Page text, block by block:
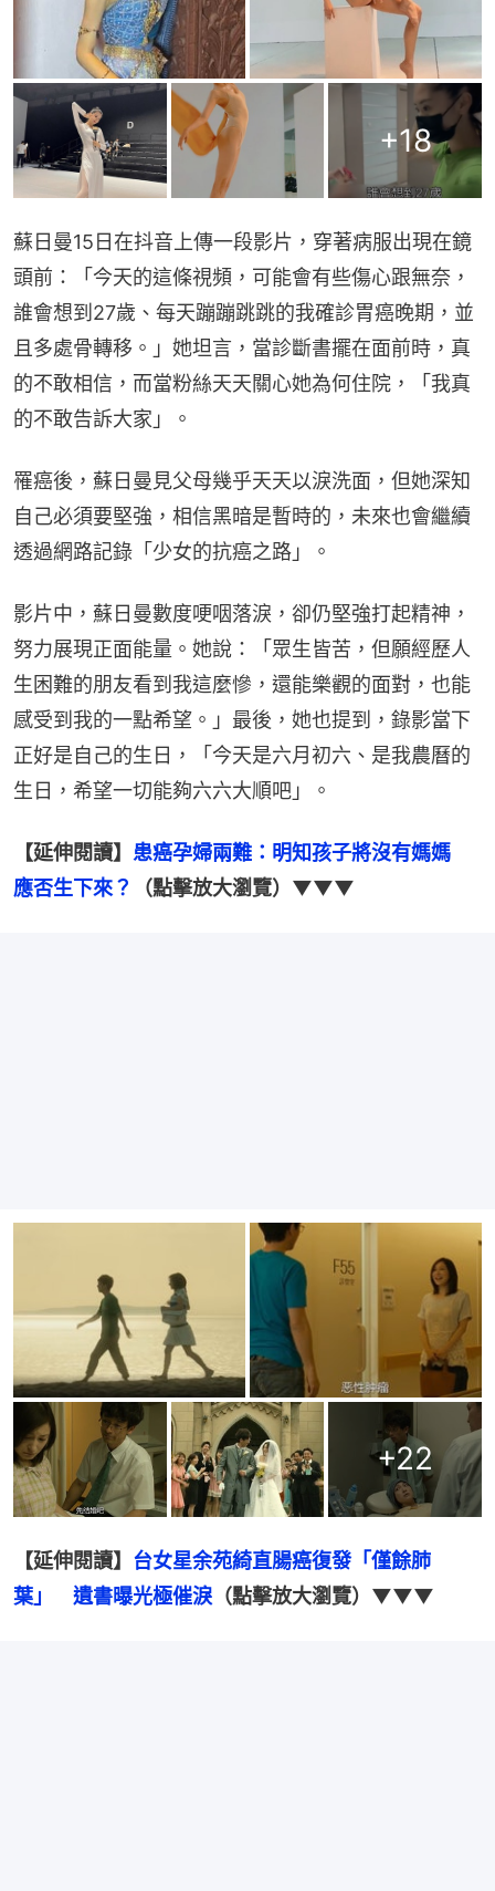
+18
蘇日曼15日在抖音上傳一段影片，穿著病服出現在鏡
頭前：「今天的這條視頻，可能會有些傷心跟無奈，
誰會想到27歲、每天蹦蹦跳跳的我確診胃癌晚期，並
且多處骨轉移。」她坦言，當診斷書擺在面前時，真
的不敢相信，而當粉絲天天關心她為何住院，「我真
的不敢告訴大家」。
罹癌後，蘇日曼見父母幾乎天天以淚洗面，但她深知
自己必須要堅強，相信黑暗是暫時的，未來也會繼續
透過網路記錄「少女的抗癌之路」。
影片中，蘇日曼數度哽咽落淚，卻仍堅強打起精神，
努力展現正面能量。她說：「眾生皆苦，但願經歷人
生困難的朋友看到我這麼慘，還能樂觀的面對，也能
感受到我的一點希望。」最後，她也提到，錄影當下
正好是自己的生日，「今天是六月初六、是我農曆的
生日，希望一切能夠六六大順吧」。
【延伸閱讀】 患癌孕婦兩難：明知孩子將沒有媽媽
應否生下來？
（點擊放大瀏覽）▼▼▼
+22
【延伸閱讀】 台女星余苑綺直腸癌復發「僅餘肺
葉」　遺書曝光極催淚 （點擊放大瀏覽）▼▼▼